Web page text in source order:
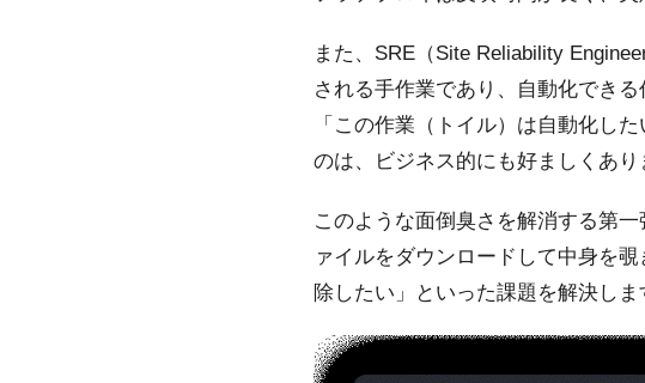
また、SRE（Site Reliability
される手作業であり、自動化でき
「この作業（トイル）は自動化し
のは、ビジネス的にも好ましくあり
このような面倒臭さを解消する第
ァイルをダウンロードして中身を
除したい」といった課題を解決しま